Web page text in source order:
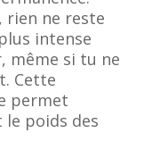
rien ne reste
intense
même si tu ne
Cette
permet
le poids des